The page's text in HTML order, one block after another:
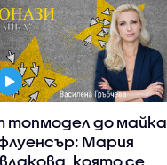
топмодел до майка
Мария
която се